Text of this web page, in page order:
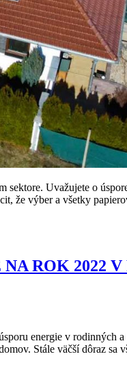
Uvažujete o
že výber a všetky
ROK 2022
energie v rodinných
Stále väčší dôraz sa